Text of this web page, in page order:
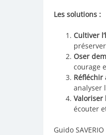
Les solutions :
Cultiver
Oser
courage
Réfléchir
analyser
Valoriser
écouter
Guido SAVERIO